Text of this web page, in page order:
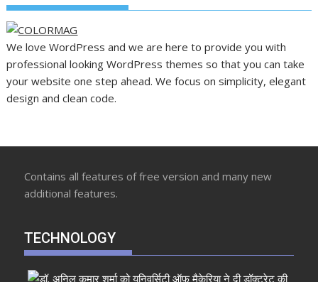
We love WordPress and we are here to provide you with
professional looking WordPress themes so that you can take
your website one step ahead. We focus on simplicity, elegant
design and clean code.
Contains all features of free version and many new
additional features.
TECHNOLOGY